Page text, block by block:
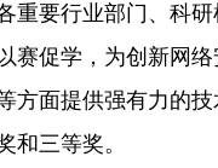
重要行业部门、科
赛促学，为创新网
方面提供强有力的
和三等奖。